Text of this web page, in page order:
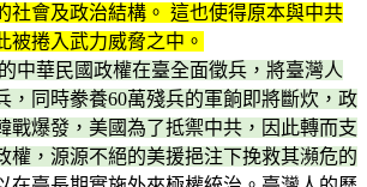
社會及政治結構。 這也使得原本與中共
被捲入武力威脅之中。
中華民國政權在臺全面徵兵，將臺灣人
，同時豢養60萬殘兵的軍餉即將斷炊，政
戰爆發，美國為了抵禦中共，因此轉而支
權，源源不絕的美援挹注下挽救其瀕危的